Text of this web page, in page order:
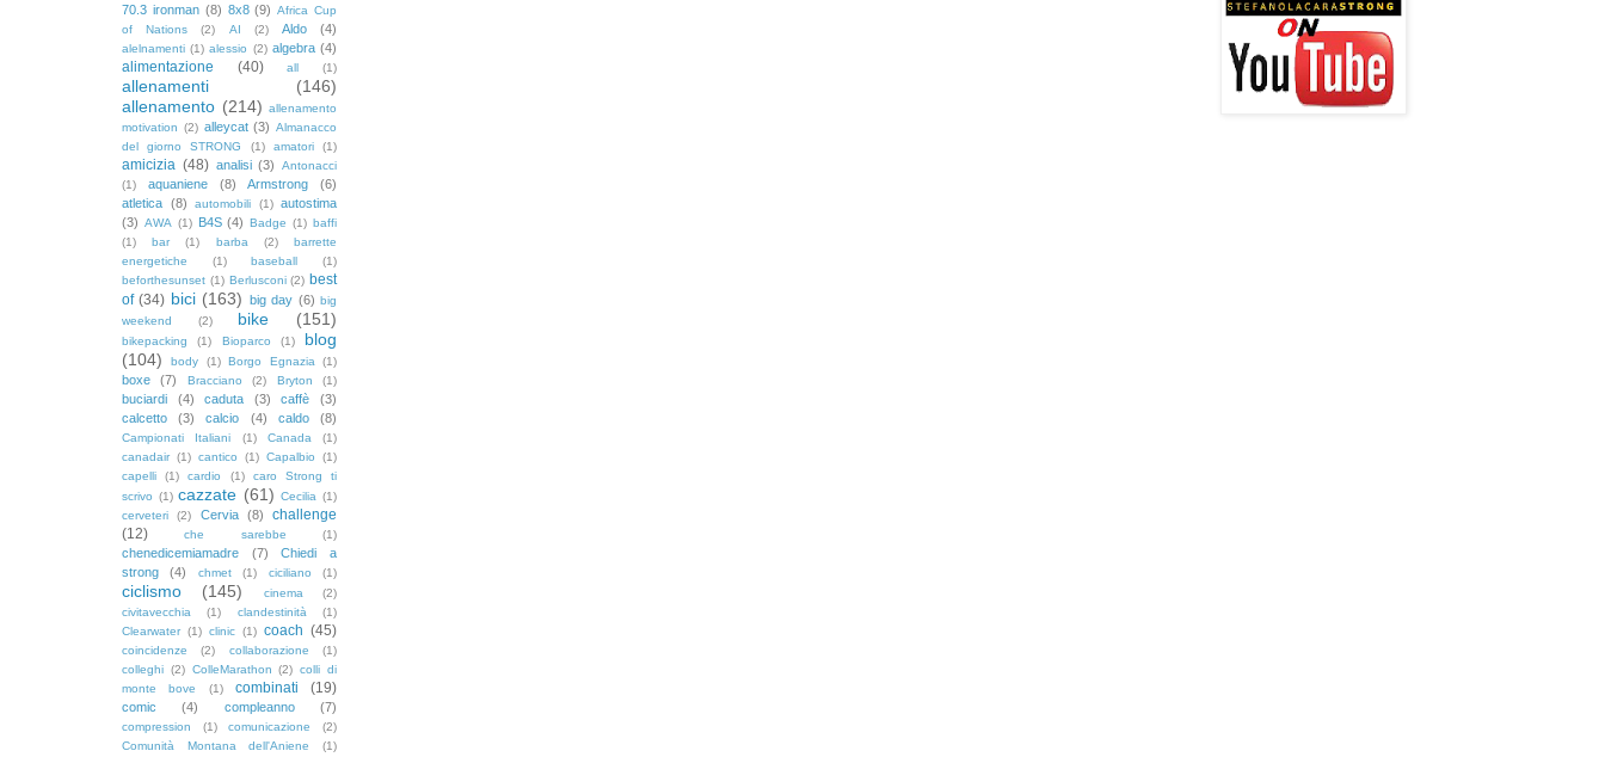
70.3 ironman (8) 8x8 (9) Africa Cup
of Nations
(2) AI (2) Aldo (4)
alelnamenti (1) alessio (2) algebra (4)
alimentazione (40) all (1)
allenamenti
(146)
allenamento (214) allenamento
motivation (2) alleycat (3) Almanacco
del giorno STRONG
(1) amatori (1)
amicizia (48) analisi (3)
Antonacci
(1)
aquaniene (8) Armstrong
(6)
atletica (8) automobili (1) autostima
(3) AWA (1) B4S (4) Badge (1) baffi
(1)
bar (1) barba (2)
barrette
energetiche
(1) baseball
(1)
beforthesunset (1) Berlusconi (2) best
of (34) bici (163) big day (6) big
weekend
(2) bike (151)
bikepacking (1) Bioparco (1)
blog
(104)
body (1) Borgo Egnazia (1)
boxe (7) Bracciano (2) Bryton (1)
buciardi (4) caduta (3) caffè
(3)
calcetto
(3) calcio (4) caldo (8)
Campionati Italiani (1) Canada
(1)
canadair (1) cantico (1) Capalbio
(1)
capelli
(1) cardio (1)
caro Strong ti
scrivo (1) cazzate (61) Cecilia (1)
cerveteri
(2) Cervia (8)
challenge
(12)
che sarebbe (1)
chenedicemiamadre (7)
Chiedi a
strong
(4) chmet (1) ciciliano (1)
ciclismo (145) cinema
(2)
civitavecchia
(1) clandestinità
(1)
Clearwater (1) clinic (1) coach (45)
coincidenze (2) collaborazione
(1)
colleghi (2) ColleMarathon (2) colli di
monte bove
(1) combinati (19)
comic (4) compleanno (7)
compression (1) comunicazione
(2)
Comunità Montana dell'Aniene
(1)